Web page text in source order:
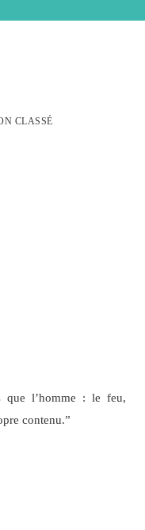
CLASSÉ
que l’homme : le feu,
contenu.”